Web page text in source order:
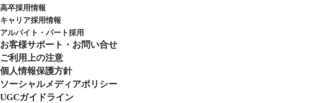
高卒採用情報
キャリア採用情報
アルバイト・パート採用
お客様サポート・お問い合せ
ご利用上の注意
個人情報保護方針
ソーシャルメディアポリシー
UGCガイドライン